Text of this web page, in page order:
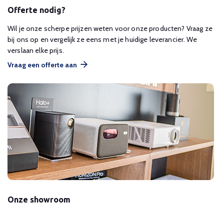
Offerte nodig?
Wil je onze scherpe prijzen weten voor onze producten? Vraag ze
bij ons op en vergelijk ze eens met je huidige leverancier. We
verslaan elke prijs.
Vraag een offerte aan
Onze showroom